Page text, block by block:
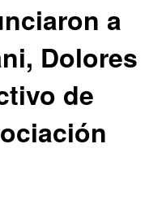
a
Dolores
de